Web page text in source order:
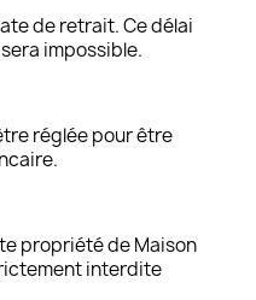
de retrait. Ce délai
impossible.
réglée pour être
propriété de Maison
interdite